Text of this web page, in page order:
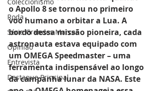
Roda
Série Grandes Marcas
Opinião
Entrevista
Destaque Principal
o Apollo 8 se tornou no primeiro
voo humano a orbitar a Lua. A
bordo dessa missão pioneira, cada
astronauta estava equipado com
um OMEGA Speedmaster – uma
ferramenta indispensável ao longo
da campanha lunar da NASA. Este